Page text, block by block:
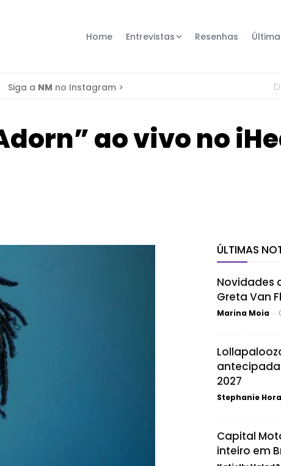
Home Entrevistas Resenhas
Siga a NM no Instagram >
ao vivo no
ÚLTIMAS
Novidades
Greta Van
Marina Moia -
2027
Stephanie Hora
Capital
inteiro em